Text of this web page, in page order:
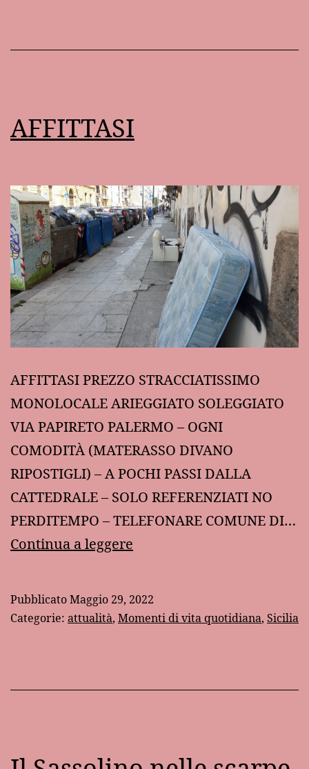
AFFITTASI
AFFITTASI PREZZO STRACCIATISSIMO
MONOLOCALE ARIEGGIATO SOLEGGIATO
VIA PAPIRETO PALERMO – OGNI
COMODITÀ (MATERASSO DIVANO
RIPOSTIGLI) – A POCHI PASSI DALLA
CATTEDRALE – SOLO REFERENZIATI NO
PERDITEMPO – TELEFONARE COMUNE DI…
Continua a leggere
PubblicatoMaggio 29, 2022
Categorie: attualità, Momenti di vita quotidiana, Sicilia